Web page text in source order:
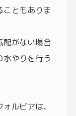
こともありま
配がない場合
水やりを行う
ルビアは、